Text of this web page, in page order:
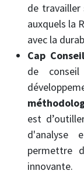
de travailler
auxquels la
avec la
Cap
de
est
d'analyse
permettre
innovante.